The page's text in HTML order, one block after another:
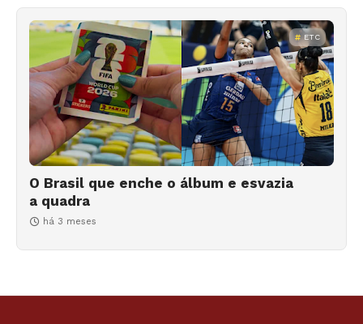
ETC
O Brasil que enche o álbum e esvazia
a quadra
há 3 meses